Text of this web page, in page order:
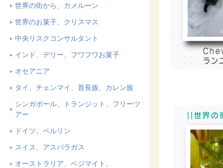
世界の街から、カメルーン
世界のお菓子、クリスマス
中央リスクコンサルタント
インド、デリー、フワフワお菓子
オセアニア
タイ、チェンマイ、首長族、カレン族
シンガポール、トランジット、フリーツ
アー
ドイツ、ベルリン
スイス、アスパラガス
オーストラリア、ベジマイト、